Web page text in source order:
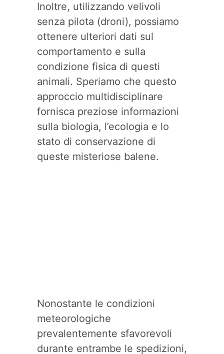
Inoltre, utilizzando velivoli
senza pilota (droni), possiamo
ottenere ulteriori dati sul
comportamento e sulla
condizione fisica di questi
animali. Speriamo che questo
approccio multidisciplinare
fornisca preziose informazioni
sulla biologia, l’ecologia e lo
stato di conservazione di
queste misteriose balene.
Nonostante le condizioni
meteorologiche
prevalentemente sfavorevoli
durante entrambe le spedizioni,